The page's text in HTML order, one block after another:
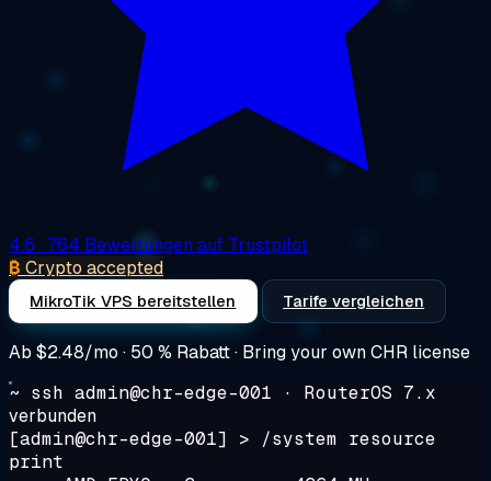
4.6 · 764 Bewertungen auf Trustpilot
₿ Crypto accepted
MikroTik VPS bereitstellen Tarife vergleichen
Ab $2.48/mo · 50 % Rabatt · Bring your own CHR license
~ ssh admin@chr-edge-001 · RouterOS 7.x
verbunden
[admin@chr-edge-001] >
/system resource
print